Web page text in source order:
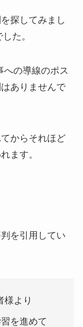
探してみまし
した。
への導線のポス
ありませんで
からそれほど
ます。
を引用してい
より
を進めて